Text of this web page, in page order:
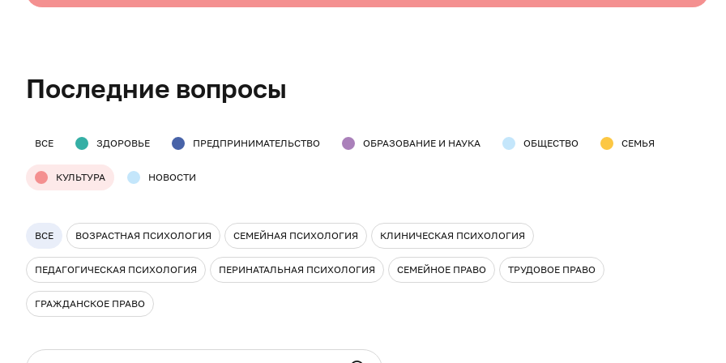
Последние вопросы
ВСЕ ЗДОРОВЬЕ ПРЕДПРИНИМАТЕЛЬСТВО ОБРАЗОВАНИЕ И НАУКА ОБЩЕСТВО СЕМЬЯ
КУЛЬТУРА НОВОСТИ
ВСЕ ВОЗРАСТНАЯ ПСИХОЛОГИЯ СЕМЕЙНАЯ ПСИХОЛОГИЯ КЛИНИЧЕСКАЯ ПСИХОЛОГИЯ
ПЕДАГОГИЧЕСКАЯ ПСИХОЛОГИЯ ПЕРИНАТАЛЬНАЯ ПСИХОЛОГИЯ СЕМЕЙНОЕ ПРАВО ТРУДОВОЕ ПРАВО
ГРАЖДАНСКОЕ ПРАВО